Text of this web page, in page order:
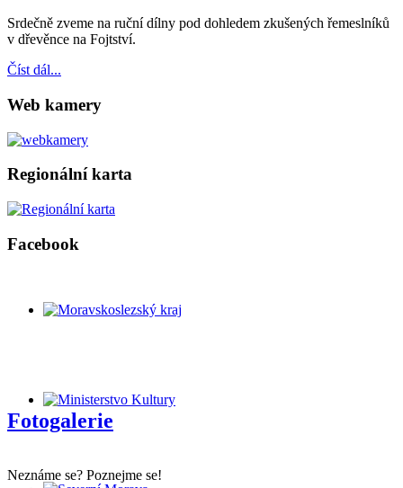
Srdečně zveme na ruční dílny pod dohledem zkušených řemeslníků
v dřevěnce na Fojtství.
Číst dál...
Web kamery
Regionální karta
Facebook
Fotogalerie
Neznáme se? Poznejme se!